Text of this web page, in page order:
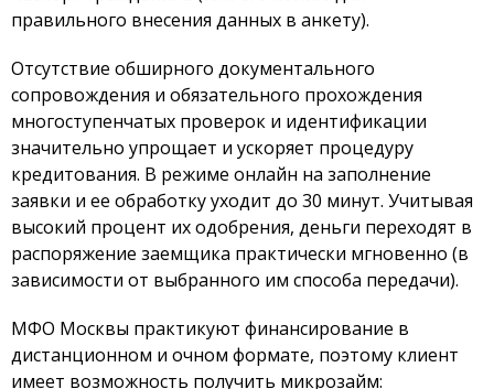
правильного внесения данных в анкету).
Отсутствие обширного документального
сопровождения и обязательного прохождения
многоступенчатых проверок и идентификации
значительно упрощает и ускоряет процедуру
кредитования. В режиме онлайн на заполнение
заявки и ее обработку уходит до 30 минут. Учитывая
высокий процент их одобрения, деньги переходят в
распоряжение заемщика практически мгновенно (в
зависимости от выбранного им способа передачи).
МФО Москвы практикуют финансирование в
дистанционном и очном формате, поэтому клиент
имеет возможность получить микрозайм: